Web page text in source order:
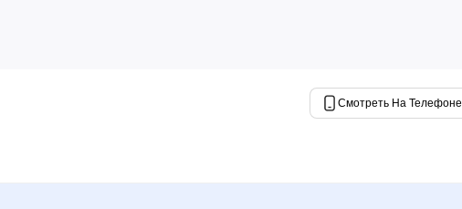
Смотреть На Телефоне